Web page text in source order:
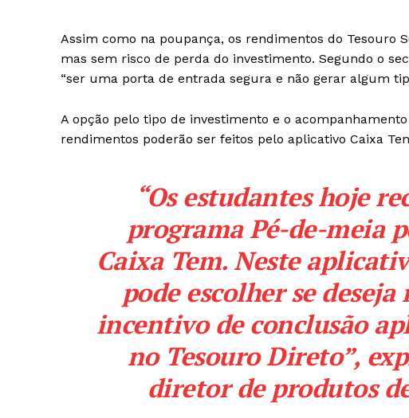
Assim como na poupança, os rendimentos do Tesouro
mas sem risco de perda do investimento. Segundo o
“ser uma porta de entrada segura e não gerar algum
A opção pelo tipo de investimento e o
rendimentos poderão ser feitos pelo aplicativo Caixa
“Os estudantes hoje
programa Pé-de-meia
Caixa Tem. Neste
pode escolher se
incentivo de conclusão
no Tesouro Direto”,
diretor de produtos